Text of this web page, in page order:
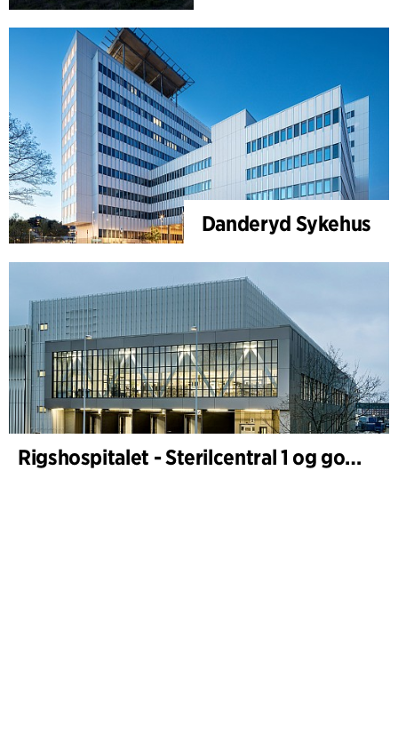
Danderyd Sykehus
Rigshospitalet - Sterilcentral 1 og godsterminal